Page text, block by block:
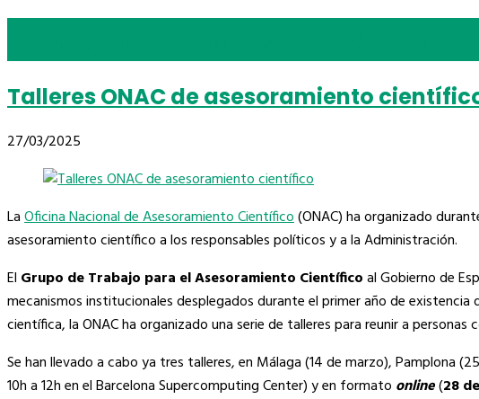
Talleres ONAC de asesoramiento
27/03/2025
LaOficina Nacional de Asesoramiento Científico(ONAC) ha organizado
asesoramiento científico a los responsables políticos y a la Administración.
El Grupo de Trabajo para el Asesoramiento Científicoal Gobierno de
mecanismos institucionales desplegados durante el primer año de
científica, la ONAC ha organizado una serie de talleres para reunir a
Se han llevado a cabo ya tres talleres, en Málaga (14 de marzo), Pamplona
10h a 12h en el Barcelona Supercomputing Center) y en formato online(28